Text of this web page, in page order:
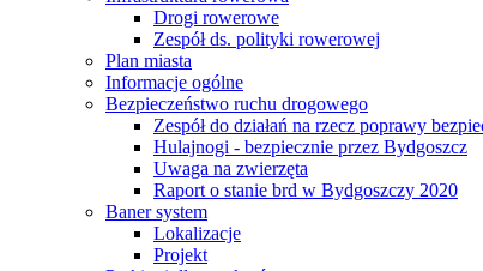
Drogi rowerowe
Zespół ds. polityki rowerowej
Plan miasta
Informacje ogólne
Bezpieczeństwo ruchu drogowego
Zespół do działań na rzecz poprawy
Hulajnogi - bezpiecznie przez Bydgoszcz
Uwaga na zwierzęta
Raport o stanie brd w Bydgoszczy 2020
Baner system
Lokalizacje
Projekt